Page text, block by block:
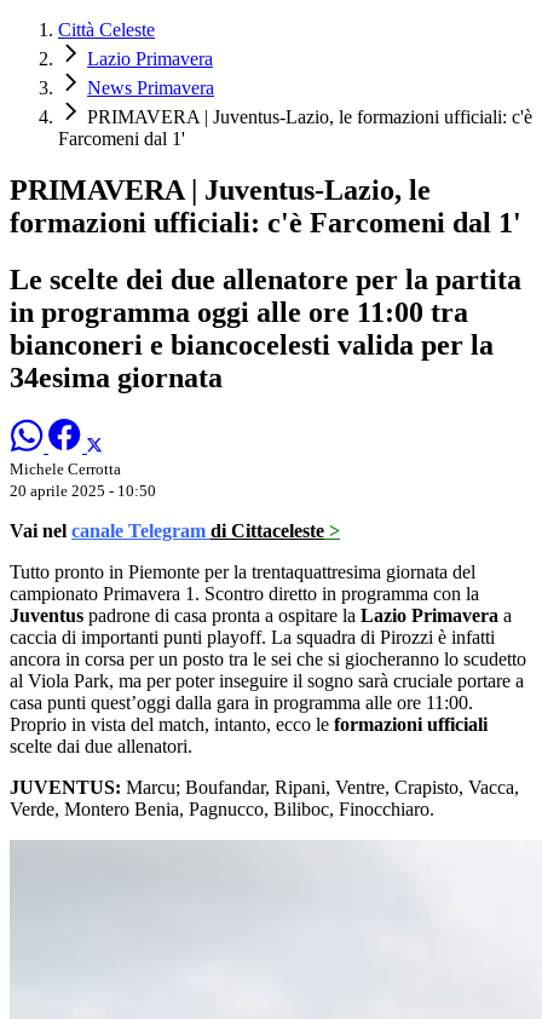
Città Celeste
Lazio Primavera
News Primavera
PRIMAVERA | Juventus-Lazio, le formazioni ufficiali: c'è
Farcomeni dal 1'
PRIMAVERA | Juventus-Lazio, le
formazioni ufficiali: c'è Farcomeni dal 1'
Le scelte dei due allenatore per la partita
in programma oggi alle ore 11:00 tra
bianconeri e biancocelesti valida per la
34esima giornata
Michele Cerrotta
20 aprile 2025 - 10:50
Vai nel canale Telegram di Cittaceleste >
Tutto pronto in Piemonte per la trentaquattresima giornata del
campionato Primavera 1. Scontro diretto in programma con la
Juventus padrone di casa pronta a ospitare la Lazio Primavera a
caccia di importanti punti playoff. La squadra di Pirozzi è infatti
ancora in corsa per un posto tra le sei che si giocheranno lo scudetto
al Viola Park, ma per poter inseguire il sogno sarà cruciale portare a
casa punti quest’oggi dalla gara in programma alle ore 11:00.
Proprio in vista del match, intanto, ecco le formazioni ufficiali
scelte dai due allenatori.
JUVENTUS: Marcu; Boufandar, Ripani, Ventre, Crapisto, Vacca,
Verde, Montero Benia, Pagnucco, Biliboc, Finocchiaro.